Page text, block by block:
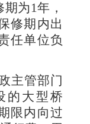
期为 1年，
修期内出
任单位负
主管部门
的大型桥
限内向过